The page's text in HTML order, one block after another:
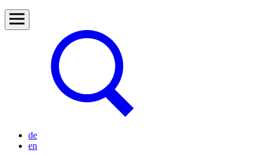
de
en